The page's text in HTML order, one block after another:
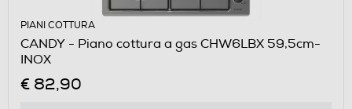
PIANI COTTURA
CANDY - Piano cottura a gas CHW6LBX 59,5cm-
INOX
€ 82,90